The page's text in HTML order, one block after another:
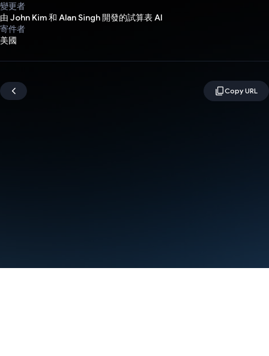
變更者
由 John Kim 和 Alan Singh 開發的試算表 AI
寄件者
美國